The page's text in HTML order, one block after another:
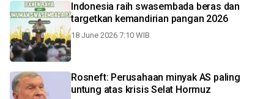
Indonesia raih swasembada beras dan
targetkan kemandirian pangan 2026
18 June 2026 7:10 WIB
Rosneft: Perusahaan minyak AS paling
untung atas krisis Selat Hormuz